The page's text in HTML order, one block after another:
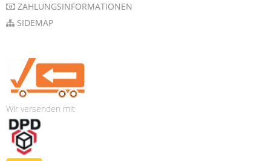
ZAHLUNGSINFORMATIONEN
SIDEMAP
Wir versenden mit